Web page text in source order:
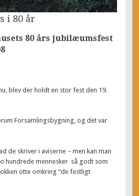
i 80 år
80 års jubilæumsfest
blev der holdt en stor fest den 19.
Forsamlingsbygning, og det var
de skriver i aviserne – men kan man
hundrede mennesker så godt som
otte omkring “de festligt